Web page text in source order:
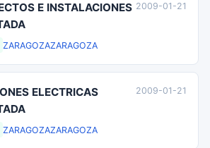
E INSTALACIONES
ZARAGOZAZARAGOZA
2009-01-21
ELECTRICAS
ZARAGOZAZARAGOZA
2009-01-21